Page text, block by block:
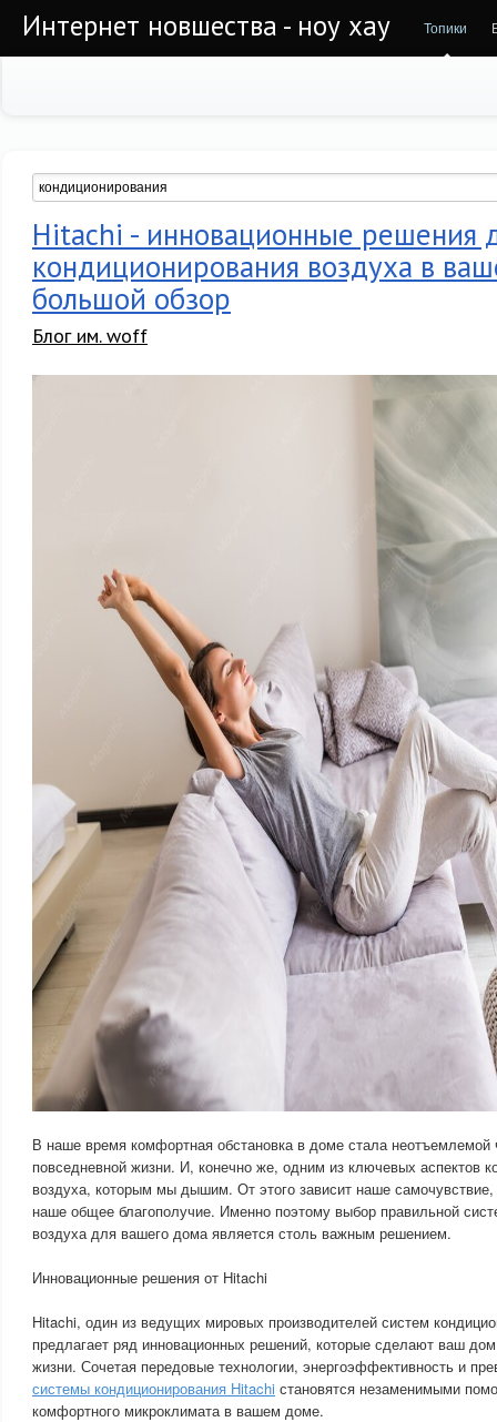
Интернет новшества - ноу хау Топики
Hitachi - инновационные решения
кондиционирования воздуха в
большой обзор
Блог им. woff
В наше время комфортная обстановка в доме стала
повседневной жизни. И, конечно же, одним из ключевых аспектов
воздуха, которым мы дышим. От этого зависит наше
наше общее благополучие. Именно поэтому выбор правильной
воздуха для вашего дома является столь важным решением.
Инновационные решения от Hitachi
Hitachi, один из ведущих мировых производителей систем
предлагает ряд инновационных решений, которые сделают ваш
жизни. Сочетая передовые технологии, энергоэффективность и
системы кондиционирования Hitachi становятся незаменимыми
комфортного микроклимата в вашем доме.